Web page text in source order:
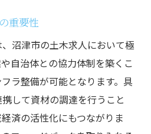
重要性
沼津市の土木求人において極
自治体との協力体制を築くこ
ラ整備が可能となります。具
して資材の調達を行うこと
済の活性化にもつながりま